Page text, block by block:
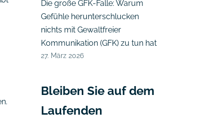
Die große GFK-Falle: Warum
Gefühle herunterschlucken
nichts mit Gewaltfreier
Kommunikation (GFK) zu tun hat
27. März 2026
Bleiben Sie auf dem
Laufenden